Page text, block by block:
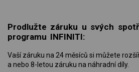
Prodlužte záruku u svých
programu INFINITI:
Vaší záruku na 24 měsíců si můžete
a nebo 8-letou záruku na náhradní díly.